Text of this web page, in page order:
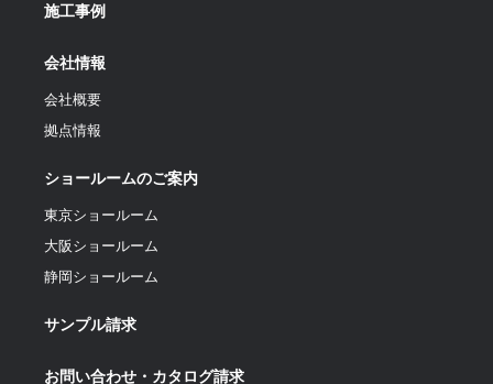
施工事例
会社情報
会社概要
拠点情報
ショールームのご案内
東京ショールーム
大阪ショールーム
静岡ショールーム
サンプル請求
お問い合わせ・カタログ請求